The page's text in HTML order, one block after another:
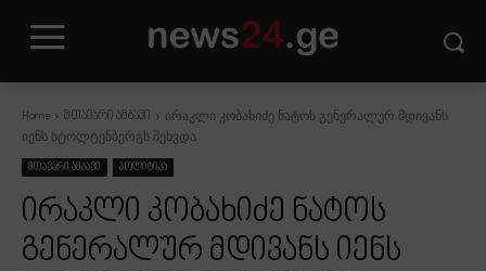
Home მთავარი ამბავი
ირაკლი კობახიძე ნატოს გენერალურ მდივანს
იენს სტოლტენბერგს შეხვდა
მთავარი ამბავი პოლიტიკა
ირაკლი კობახიძე ნატოს
გენერალურ მდივანს იენს